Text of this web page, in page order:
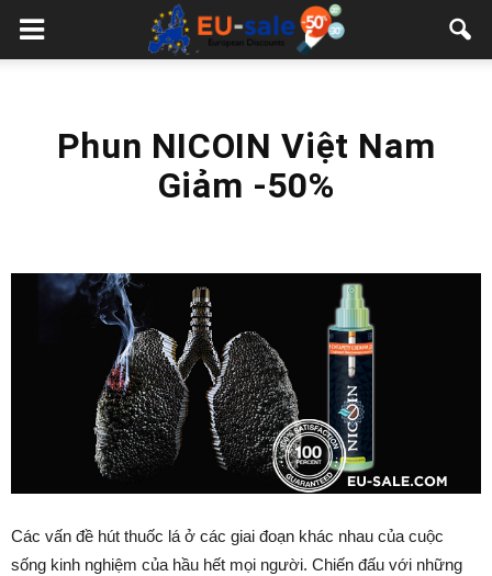
European
Phun NICOIN Việt Nam
Giảm -50%
Các vấn đề hút thuốc lá ở các giai đoạn khác nhau của cuộc
sống kinh nghiệm của hầu hết mọi người. Chiến đấu với những